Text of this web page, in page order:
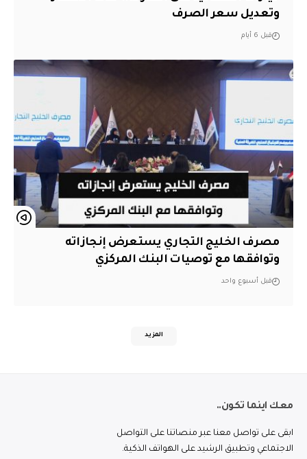
وتعديل سعر الصرف
قبل 6 أيام
مصرف الخليج التجاري يستعرض إنجازاته
وتوافقها مع توصيات البنك المركزي
قبل أسبوع واحد
المزيد
معك اينما تكون..
ابقى على تواصل معنا عبر منصاتنا على التواصل
الاجتماعي وتطبيق الرشيد على الهواتف الذكية.